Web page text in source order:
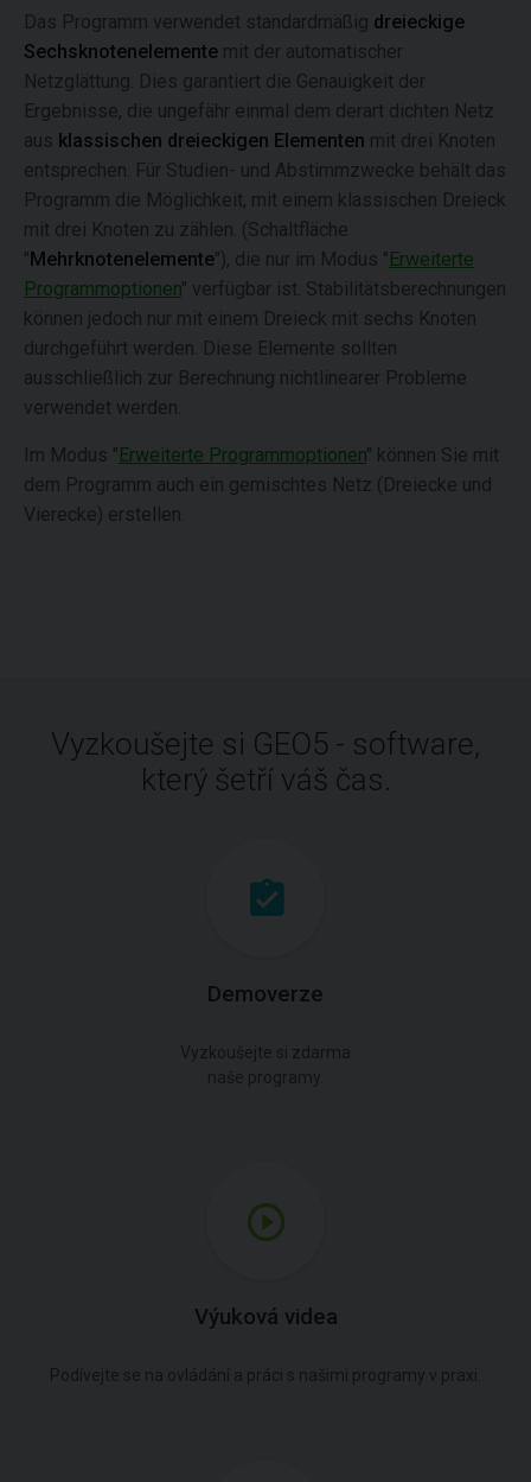
Das Programm verwendet standardmäßig dreieckige
Sechsknotenelemente mit der automatischer
Netzglättung. Dies garantiert die Genauigkeit der
Ergebnisse, die ungefähr einmal dem derart dichten Netz
aus klassischen dreieckigen Elementen mit drei Knoten
entsprechen. Für Studien- und Abstimmzwecke behält das
Programm die Möglichkeit, mit einem klassischen Dreieck
mit drei Knoten zu zählen. (Schaltfläche
" Mehrknotenelemente"), die nur im Modus " Erweiterte
Programmoptionen" verfügbar ist. Stabilitätsberechnungen
können jedoch nur mit einem Dreieck mit sechs Knoten
durchgeführt werden. Diese Elemente sollten
ausschließlich zur Berechnung nichtlinearer Probleme
verwendet werden.
Im Modus " Erweiterte Programmoptionen" können Sie mit
dem Programm auch ein gemischtes Netz (Dreiecke und
Vierecke) erstellen.
Vyzkoušejte si GEO5 - software,
který šetří váš čas.
Demoverze
Výuková videa